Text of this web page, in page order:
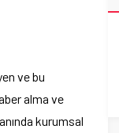
ve bu
alma ve
kurumsal